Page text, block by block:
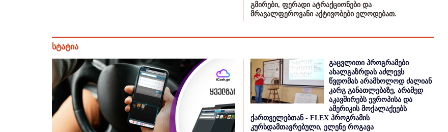
გმირები, ფერადი ატრაქციონები და
მრავალფეროვანი აქტივობები ელოდებათ.
სტატია
გაცვლითი პროგრამები
ახალგაზრდას აძლევს
წვდომას არამხოლოდ ძალიან
კარგ განათლებაზე, არამედ
აკავშირებს ევროპისა და
ამერიკის მოქალაქეებს
ქართველებთან - FLEX პროგრამის
კურსდამთავრებული, ელენე როგავა